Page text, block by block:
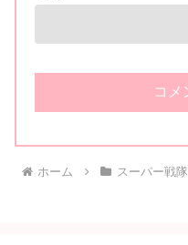
ホーム スーパー戦隊